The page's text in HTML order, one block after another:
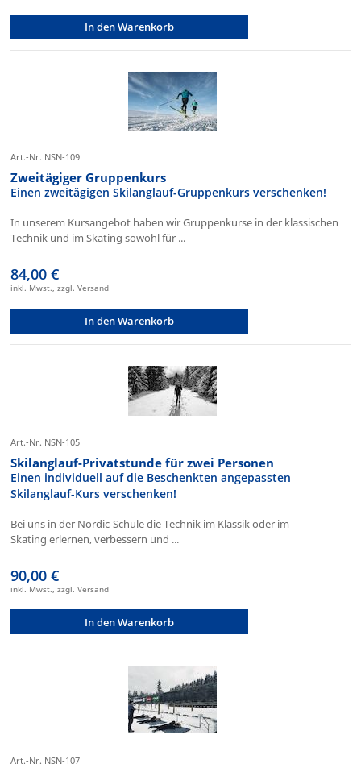
In den Warenkorb
Art.-Nr. NSN-109
Zweitägiger Gruppenkurs
Einen zweitägigen Skilanglauf-Gruppenkurs verschenken!
In unserem Kursangebot haben wir Gruppenkurse in der klassischen
Technik und im Skating sowohl für ...
84,00 €
inkl. Mwst., zzgl. Versand
In den Warenkorb
Art.-Nr. NSN-105
Skilanglauf-Privatstunde für zwei Personen
Einen individuell auf die Beschenkten angepassten
Skilanglauf-Kurs verschenken!
Bei uns in der Nordic-Schule die Technik im Klassik oder im
Skating erlernen, verbessern und ...
90,00 €
inkl. Mwst., zzgl. Versand
In den Warenkorb
Art.-Nr. NSN-107